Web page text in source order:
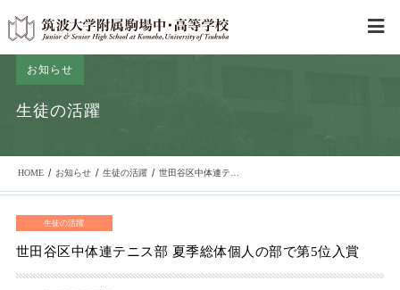
お知らせ
生徒の活躍
HOME / お知らせ / 生徒の活躍 / 世田谷区中体連テニス部 夏季総体個人の部で第5位入賞
生徒の活躍
世田谷区中体連テニス部 夏季総体個人の部で第5位入賞